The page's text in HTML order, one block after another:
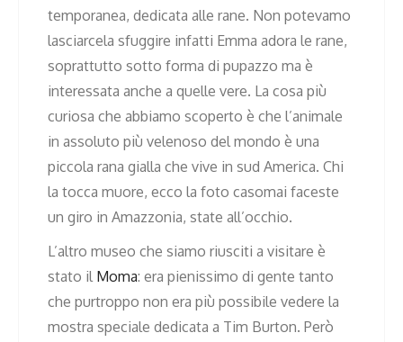
temporanea, dedicata alle rane. Non potevamo
lasciarcela sfuggire infatti Emma adora le rane,
soprattutto sotto forma di pupazzo ma è
interessata anche a quelle vere. La cosa più
curiosa che abbiamo scoperto è che l’animale
in assoluto più velenoso del mondo è una
piccola rana gialla che vive in sud America. Chi
la tocca muore, ecco la foto casomai faceste
un giro in Amazzonia, state all’occhio.
L’altro museo che siamo riusciti a visitare è
stato il Moma: era pienissimo di gente tanto
che purtroppo non era più possibile vedere la
mostra speciale dedicata a Tim Burton. Però